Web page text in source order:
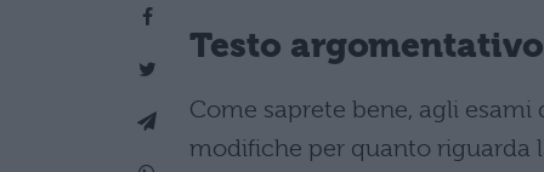
Testo argomentativo
Come saprete bene, agli esami
modifiche per quanto riguarda